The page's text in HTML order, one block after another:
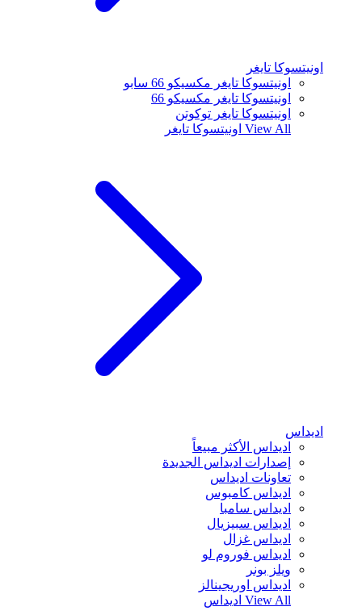
اونيتسوكا تايغر
اونيتسوكا تايغر مكسيكو 66 سابو
اونيتسوكا تايغر مكسيكو 66
اونيتسوكا تايغر توكوتن
View All اونيتسوكا تايغر
اديداس
اديداس الأكثر مبيعاً
إصدارات اديداس الجديدة
تعاونات اديداس
اديداس كامبوس
اديداس سامبا
اديداس سبيزيال
اديداس غزال
اديداس فوروم لو
ويلز بونر
اديداس اوريجينالز
View All اديداس